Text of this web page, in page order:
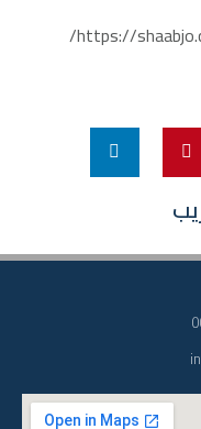
https://